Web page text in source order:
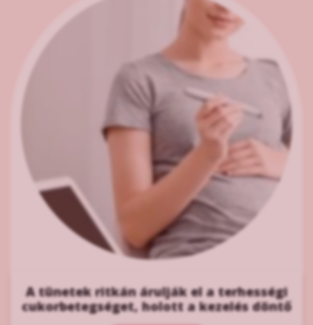
A tünetek ritkán árulják el a terhességi
cukorbetegséget, holott a kezelés döntő